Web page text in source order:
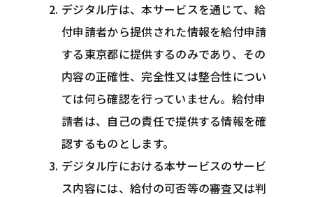
デジタル庁は、本サービスを通じて、給
付申請者から提供された情報を給付申請
する東京都に提供するのみであり、その
内容の正確性、完全性又は整合性につい
ては何ら確認を行っていません。給付申
請者は、自己の責任で提供する情報を確
認するものとします。
デジタル庁における本サービスのサービ
ス内容には、給付の可否等の審査又は判